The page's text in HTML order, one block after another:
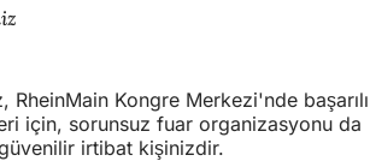
RheinMain Kongre Merkezi'nde başarılı
için, sorunsuz fuar organizasyonu da
irtibat kişinizdir.